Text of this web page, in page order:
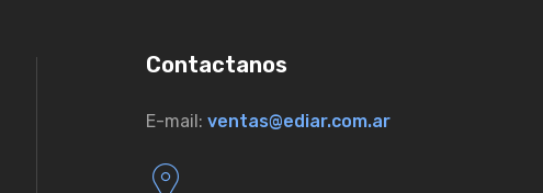
Contactanos
E-mail: ventas@ediar.com.ar